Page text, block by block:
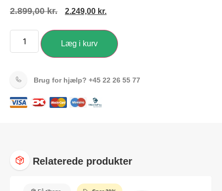
2.899,00kr. 2.249,00 kr.
Læg i kurv
Brug for hjælp? +45 22 26 55 77
Relaterede produkter